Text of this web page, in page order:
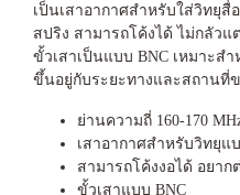
เป็นเสาอากาศสำหรับใส่วิทยุ
สปริง สามารถโค้งได้ ไม่กลัวแ
ขั้วเสาเป็นแบบ BNC เหมาะส
ขึ้นอยู่กับระยะทางและสถานที่
ย่านความถี่ 160-170
เสาอากาศสำหรับวิทยุแ
สามารถโค้งงอได้ อยาก
ขั้วเสาแบบ BNC